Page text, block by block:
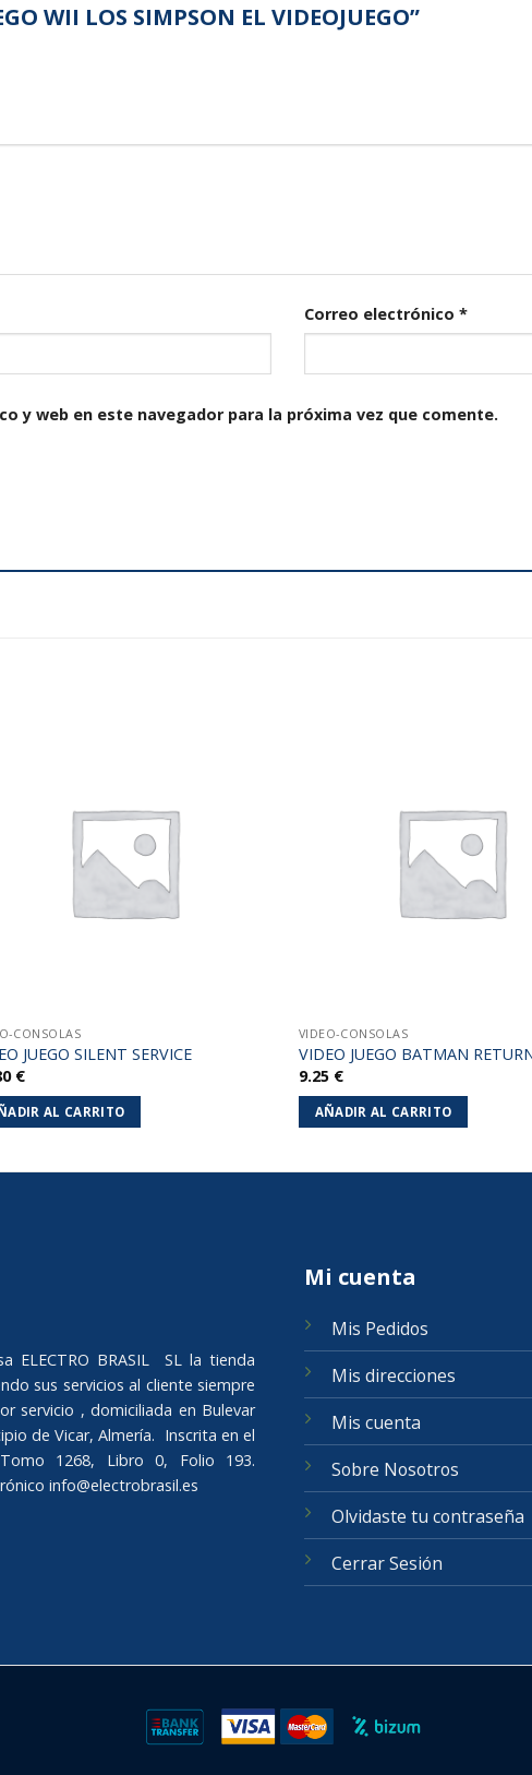
WII LOS SIMPSON EL VIDEOJUEGO”
Correo electrónico *
y web en este navegador para la próxima vez que comente.
CONSOLAS
JUEGO SILENT SERVICE
€
AL CARRITO
VIDEO-CONSOLAS
VIDEO JUEGO BATMAN
9.25 €
AÑADIR AL CARRITO
ELECTRO BRASIL SL la tienda
sus servicios al cliente siempre
servicio , domiciliada en Bulevar
de Vicar, Almería. Inscrita en el
1268, Libro 0, Folio 193.
info@electrobrasil.es
Mi cuenta
Mis Pedidos
Mis direcciones
Mis cuenta
Sobre Nosotros
Olvidaste tu contraseña
Cerrar Sesión